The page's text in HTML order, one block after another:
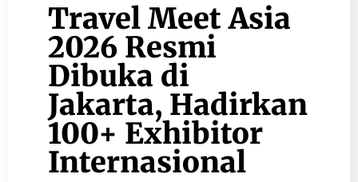
Travel Meet Asia
2026 Resmi
Dibuka di
Jakarta, Hadirkan
100+ Exhibitor
Internasional